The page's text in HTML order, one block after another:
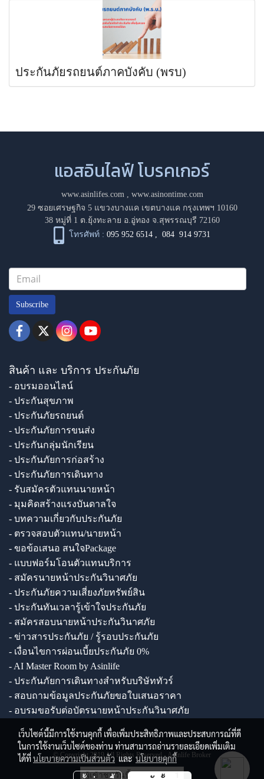
ประกันภัยรถยนต์ภาคบังคับ (พรบ)
แอสอินไลฟ์ โบรคเกอร์
www.asinlifes.com, www.asinontime.com
29 ซอยเศรษฐกิจ 5 แขวงบางแค เขตบางแค กรุงเทพฯ 10160
38 หมู่ที่ 1 ต.ยุ้งทะลาย อ.อู่ทอง จ.สุพรรณบุรี 72160
โทรศัพท์ : 095 952 6514 ,084 914 9731
Subscribe
สินค้า และ บริการ ประกันภัย
- อบรมออนไลน์
- ประกันสุขภาพ
- ประกันภัยรถยนต์
- ประกันภัยการขนส่ง
- ประกันกลุ่มนักเรียน
- ประกันภัยการก่อสร้าง
- ประกันภัยการเดินทาง
- รับสมัครตัวแทนนายหน้า
- มุมคิดสร้างแรงบันดาลใจ
- บทความเกี่ยวกับประกันภัย
- ตรวจสอบตัวแทน/นายหน้า
- ขอข้อเสนอ สนใจPackage
- แบบฟอร์มโอนตัวแทนบริการ
- สมัครนายหน้าประกันวินาศภัย
- ประกันภัยความเสี่ยงภัยทรัพย์สิน
- ประกันทันเวลารู้เข้าใจประกันภัย
- สมัครสอบนายหน้าประกันวินาศภัย
- ข่าวสารประกันภัย / รู้รอบประกันภัย
- เงื่อนไขการผ่อนเบี้ยประกันภัย 0%
- AI Master Room by Asinlife
- ประกันภัยการเดินทางสำหรับบริษัททัวร์
- สอบถามข้อมูลประกันภัยขอใบเสนอราคา
- อบรมขอรับต่อบัตรนายหน้าประกันวินาศภัย
© Copyright 2019 All Rights Reserved - Asinlife Broker
ผู้เข้าชมวันนี้ 1
เว็บไซต์นี้มีการใช้งานคุกกี้ เพื่อเพิ่มประสิทธิภาพและประสบการณ์ที่ดี
ในการใช้งานเว็บไซต์ของท่าน ท่านสามารถอ่านรายละเอียดเพิ่มเติม
ได้ที่นโยบายความเป็นส่วนตัว และนโยบายคุกกี้